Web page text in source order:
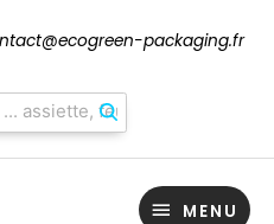
packaging.fr
MENU
MENU